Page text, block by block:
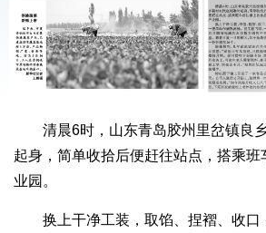
清晨6时，山东青岛胶州里岔镇良
起身，简单收拾后便赶往站点，搭乘
业园。
换上干净工装，取馅、捏褶、收口